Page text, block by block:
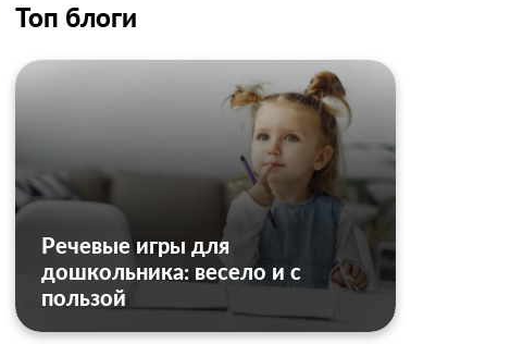
Топ блоги
Речевые игры для
дошкольника: весело и с
пользой